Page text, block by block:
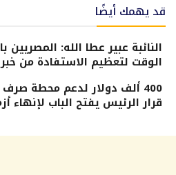
قد يهمك أيضًا
النائبة عبير عطا الله: المصريين
الوقت لتعظيم الاستفادة من
400 ألف دولار لدعم محطة
قرار الرئيس يفتح الباب لإنهاء